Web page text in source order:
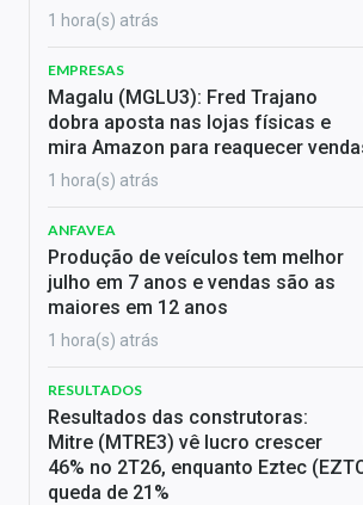
1 hora(s) atrás
EMPRESAS
Magalu (MGLU3): Fred Trajano
dobra aposta nas lojas físicas e
mira Amazon para reaquecer
1 hora(s) atrás
ANFAVEA
Produção de veículos tem melhor
julho em 7 anos e vendas são as
maiores em 12 anos
1 hora(s) atrás
RESULTADOS
Resultados das construtoras:
Mitre (MTRE3) vê lucro crescer
46% no 2T26, enquanto Eztec
queda de 21%